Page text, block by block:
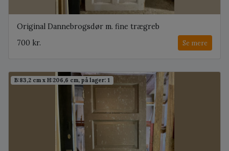
Original Dannebrogsdør m. fine trægreb
700 kr.
Se mere
B:83,2 cm x H:206,6 cm, på lager: 1